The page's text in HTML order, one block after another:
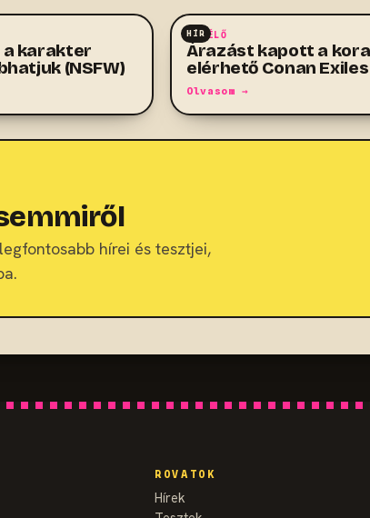
a karakter
(NSFW)
HÍR
TÚLÉLŐ
Árazást kapott a
elérhető Conan Exiles
Olvasom →
hírei és tesztjei,
ROVATOK
Hírek